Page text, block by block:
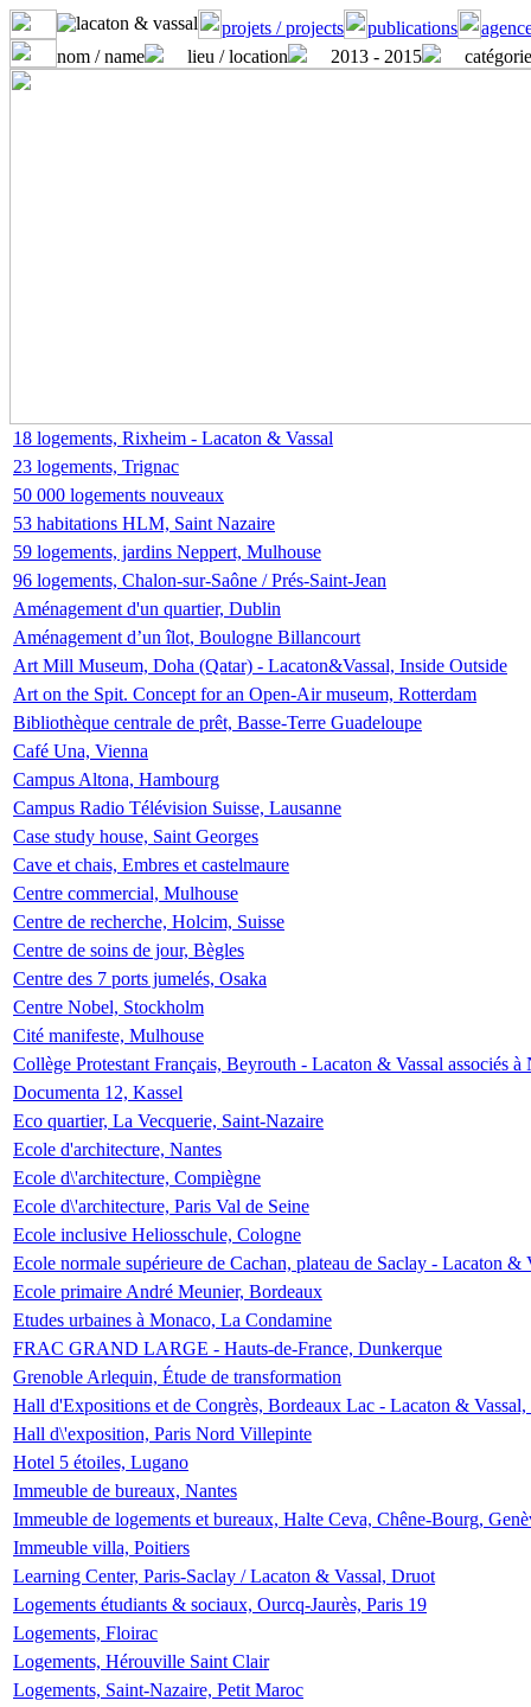
projets / projects publications
nom / name
lieu / location 2013 - 2015
18 logements, Rixheim - Lacaton & Vassal
23 logements, Trignac
50 000 logements nouveaux
53 habitations HLM, Saint Nazaire
59 logements, jardins Neppert, Mulhouse
96 logements, Chalon-sur-Saône / Prés-Saint-Jean
Aménagement d'un quartier, Dublin
Aménagement d’un îlot, Boulogne Billancourt
Art Mill Museum, Doha (Qatar) - Lacaton&Vassal, Inside Outside
Art on the Spit. Concept for an Open-Air museum, Rotterdam
Bibliothèque centrale de prêt, Basse-Terre Guadeloupe
Café Una, Vienna
Campus Altona, Hambourg
Campus Radio Télévision Suisse, Lausanne
Case study house, Saint Georges
Cave et chais, Embres et castelmaure
Centre commercial, Mulhouse
Centre de recherche, Holcim, Suisse
Centre de soins de jour, Bègles
Centre des 7 ports jumelés, Osaka
Centre Nobel, Stockholm
Cité manifeste, Mulhouse
Collège Protestant Français, Beyrouth - Lacaton & Vassal associés
Documenta 12, Kassel
Eco quartier, La Vecquerie, Saint-Nazaire
Ecole d'architecture, Nantes
Ecole d\'architecture, Compiègne
Ecole d\'architecture, Paris Val de Seine
Ecole inclusive Heliosschule, Cologne
Ecole normale supérieure de Cachan, plateau de Saclay - Lacaton &
Ecole primaire André Meunier, Bordeaux
Etudes urbaines à Monaco, La Condamine
FRAC GRAND LARGE - Hauts-de-France, Dunkerque
Grenoble Arlequin, Étude de transformation
Hall d'Expositions et de Congrès, Bordeaux Lac - Lacaton &
Hall d\'exposition, Paris Nord Villepinte
Hotel 5 étoiles, Lugano
Immeuble de bureaux, Nantes
Immeuble de logements et bureaux, Halte Ceva, Chêne-Bourg,
Immeuble villa, Poitiers
Learning Center, Paris-Saclay / Lacaton & Vassal, Druot
Logements étudiants & sociaux, Ourcq-Jaurès, Paris 19
Logements, Floirac
Logements, Hérouville Saint Clair
Logements, Saint-Nazaire, Petit Maroc